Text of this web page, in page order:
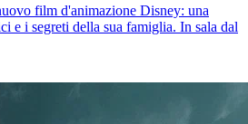
film d'animazione Disney: una
e i segreti della sua famiglia. In sala dal